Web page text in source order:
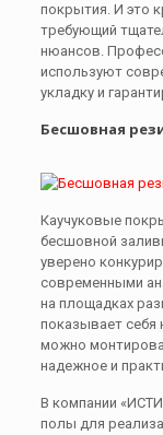
покрытия. И это
требующий
нюансов.
используют
укладку и
Бесшовная
Каучуковые
бесшовной
уверено
современными
на площадках
показывает себя
можно
надежное и
В компании
полы для